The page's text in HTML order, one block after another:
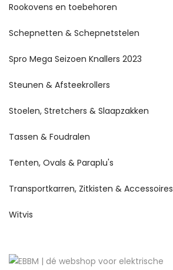
Rookovens en toebehoren
Schepnetten & Schepnetstelen
Spro Mega Seizoen Knallers 2023
Steunen & Afsteekrollers
Stoelen, Stretchers & Slaapzakken
Tassen & Foudralen
Tenten, Ovals & Paraplu's
Transportkarren, Zitkisten & Accessoires
Witvis